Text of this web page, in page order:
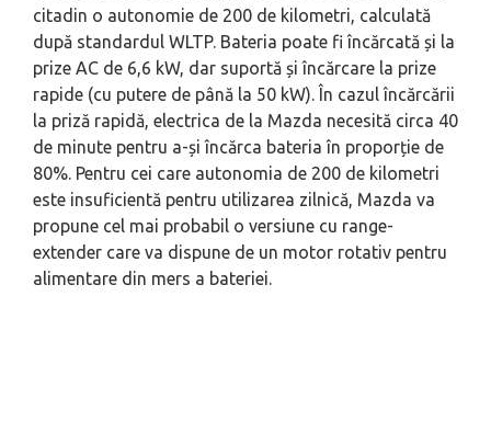
citadin o autonomie de 200 de kilometri, calculată
după standardul WLTP. Bateria poate fi încărcată și la
prize AC de 6,6 kW, dar suportă și încărcare la prize
rapide (cu putere de până la 50 kW). În cazul încărcării
la priză rapidă, electrica de la Mazda necesită circa 40
de minute pentru a-și încărca bateria în proporție de
80%. Pentru cei care autonomia de 200 de kilometri
este insuficientă pentru utilizarea zilnică, Mazda va
propune cel mai probabil o versiune cu range-
extender care va dispune de un motor rotativ pentru
alimentare din mers a bateriei.